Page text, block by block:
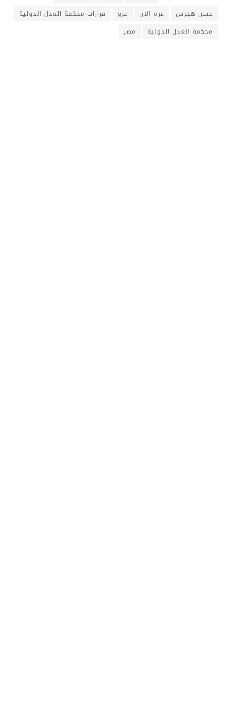
حسن هجرس
غزة الان غزو
قرارات محكمة العدل الدولية
محكمة العدل الدولية
مصر